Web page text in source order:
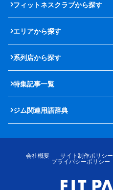
フィットネスクラブから探す
エリアから探す
系列店から探す
特集記事一覧
ジム関連用語辞典
会社概要 サイト制作ポリシー
プライバシーポリシー